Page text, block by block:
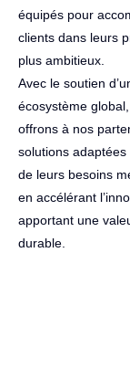
équipés pour
clients dans leurs
plus ambitieux.
Avec le soutien
écosystème
offrons à nos
solutions adaptées
de leurs besoins
en accélérant
apportant une
durable.